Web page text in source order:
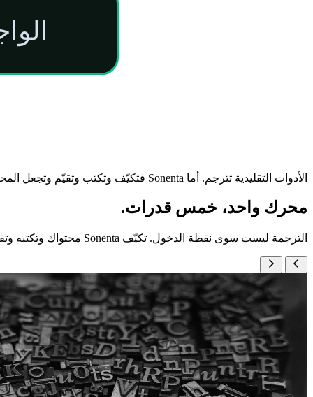
الأدوات التقليدية تترجم. أما Sonenta فتكيّف وتكتب وتقيّم وتجعل المحتوى متاحًا للوصول وتوزّع.
محرك واحد، خمس قدرات.
الترجمة ليست سوى نقطة الدخول. تكيّف Sonenta محتواك وتكتبه وتقيّمه وتوزّعه، بما في ذلك إمكانية الوصول.